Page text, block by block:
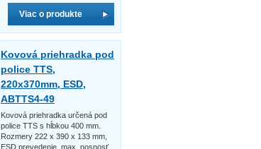
Viac o produkte
Kovová priehradka pod
police TTS,
220x370mm, ESD,
ABTTS4-49
Kovová priehradka určená pod
police TTS s hĺbkou 400 mm.
Rozmery 222 x 390 x 133 mm,
ESD prevedenie, max. nosnosť